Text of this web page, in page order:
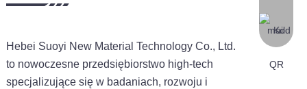
Hebei Suoyi New Material Technology Co., Ltd.
to nowoczesne przedsiębiorstwo high-tech
specjalizujące się w badaniach, rozwoju i